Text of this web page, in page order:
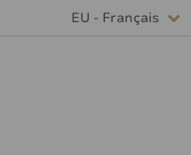
EU - Français